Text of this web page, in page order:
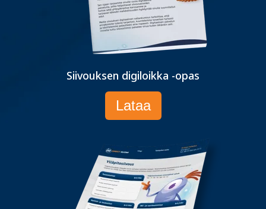
Siivouksen digiloikka -opas
Lataa